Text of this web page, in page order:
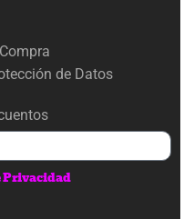
de Datos
Privacidad